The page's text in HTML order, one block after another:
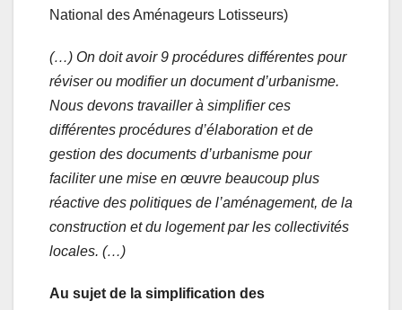
National des Aménageurs Lotisseurs)
(…) On doit avoir 9 procédures différentes pour
réviser ou modifier un document d’urbanisme.
Nous devons travailler à simplifier ces
différentes procédures d’élaboration et de
gestion des documents d’urbanisme pour
faciliter une mise en œuvre beaucoup plus
réactive des politiques de l’aménagement, de la
construction et du logement par les collectivités
locales. (…)
Au sujet de la simplification des